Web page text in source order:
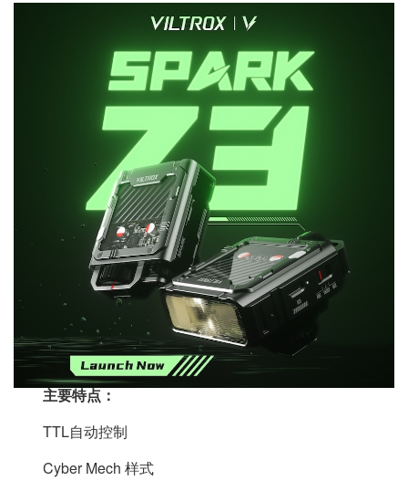
主要特点：
TTL自动控制
Cyber Mech 样式